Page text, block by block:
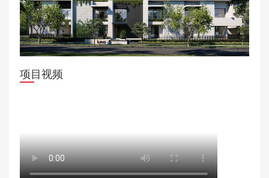
项目视频